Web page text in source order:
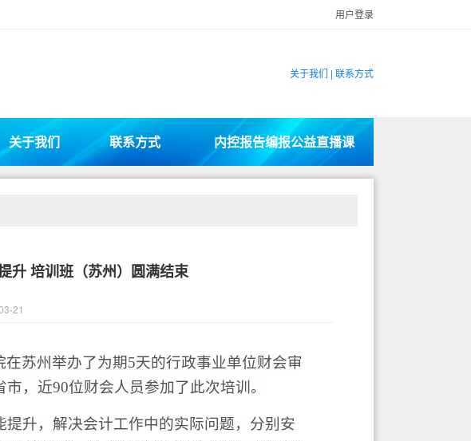
用户登录
关于我们 | 联系方式
关于我们 联系方式 内控报告编报公益直播课
升 培训班（苏州）圆满结束
21
在苏州举办了为期5天的行政事业单位财会审
市，近90位财会人员参加了此次培训。
升，解决会计工作中的实际问题，分别安